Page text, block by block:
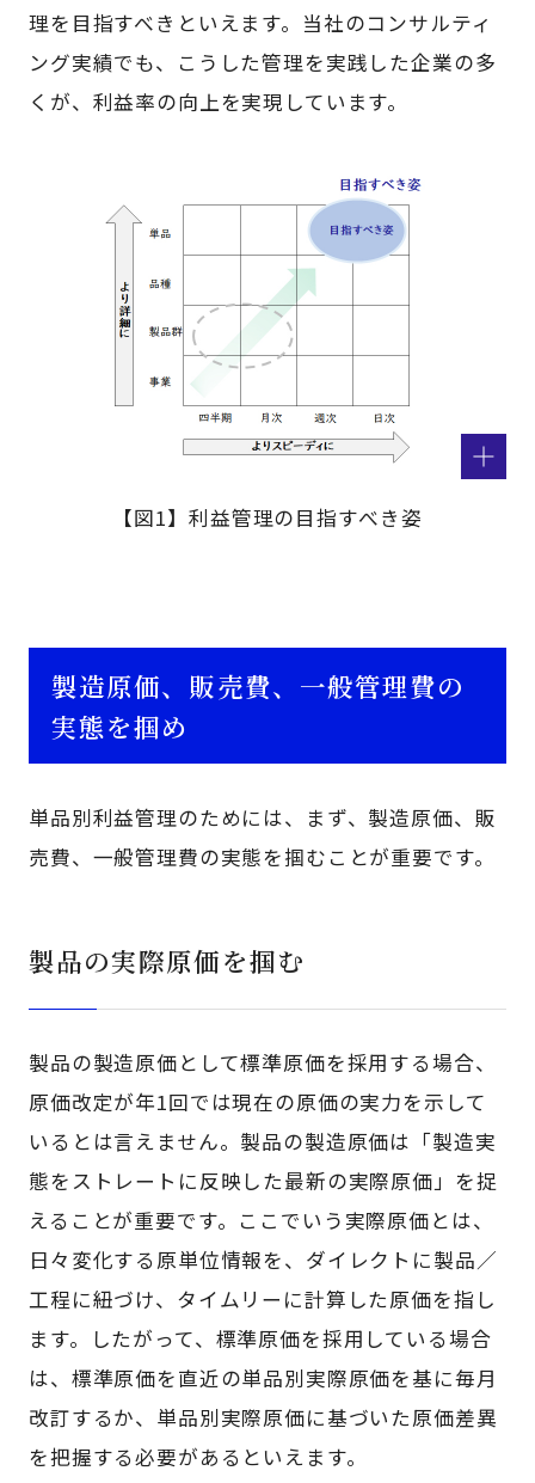
理を目指すべきといえます。当社のコンサルティ
ング実績でも、こうした管理を実践した企業の多
くが、利益率の向上を実現しています。
【図1】利益管理の目指すべき姿
製造原価、販売費、一般管理費の
実態を掴め
単品別利益管理のためには、まず、製造原価、販
売費、一般管理費の実態を掴むことが重要です。
製品の実際原価を掴む
製品の製造原価として標準原価を採用する場合、
原価改定が年1回では現在の原価の実力を示して
いるとは言えません。製品の製造原価は「製造実
態をストレートに反映した最新の実際原価」を捉
えることが重要です。ここでいう実際原価とは、
日々変化する原単位情報を、ダイレクトに製品／
工程に紐づけ、タイムリーに計算した原価を指し
ます。したがって、標準原価を採用している場合
は、標準原価を直近の単品別実際原価を基に毎月
改訂するか、単品別実際原価に基づいた原価差異
を把握する必要があるといえます。